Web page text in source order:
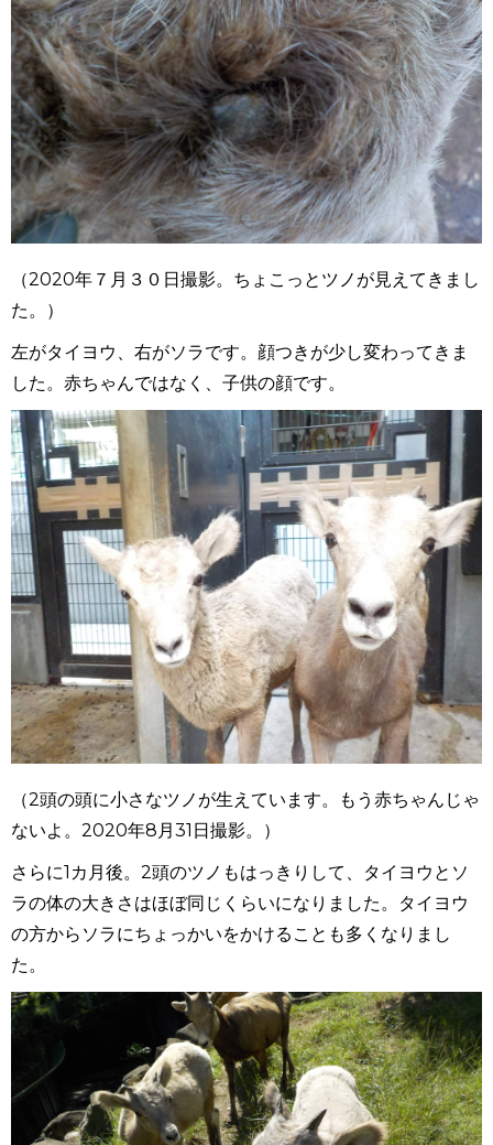
（2020年７月３０日撮影。ちょこっとツノが見えてきまし
た。）
左がタイヨウ、右がソラです。顔つきが少し変わってきま
した。赤ちゃんではなく、子供の顔です。
（2頭の頭に小さなツノが生えています。もう赤ちゃんじゃ
ないよ。2020年8月31日撮影。）
さらに1カ月後。2頭のツノもはっきりして、タイヨウとソ
ラの体の大きさはほぼ同じくらいになりました。タイヨウ
の方からソラにちょっかいをかけることも多くなりまし
た。